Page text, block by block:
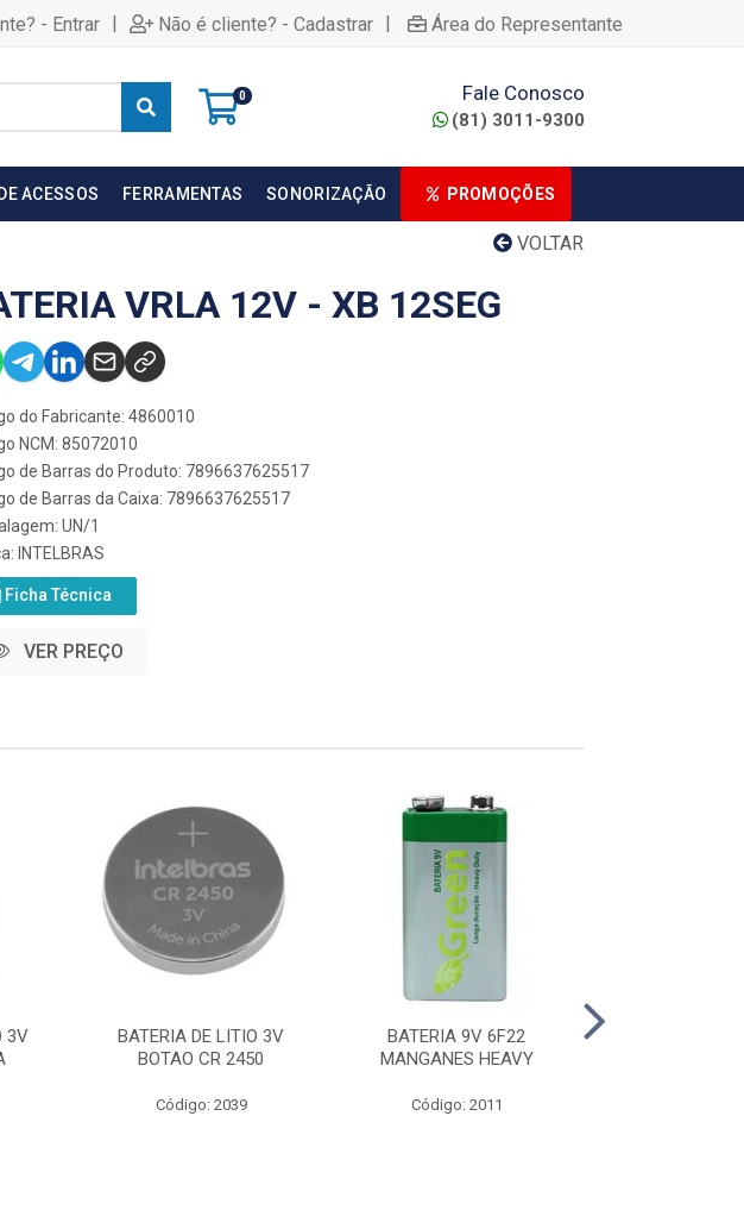
- Entrar | Não é cliente? - Cadastrar | Área do Representante
0 Fale Conosco
(81) 3011-9300
ACESSOS FERRAMENTAS SONORIZAÇÃO PROMOÇÕES
VOLTAR
VRLA 12V - XB 12SEG
do Fabricante: 4860010
NCM: 85072010
de Barras do Produto: 7896637625517
de Barras da Caixa: 7896637625517
UN/1
INTELBRAS
Ficha Técnica
VER PREÇO
3V
BATERIA DE LITIO 3V
BOTAO CR 2450
Código: 2039
BATERIA 9V 6F22
MANGANES HEAVY
Código: 2011